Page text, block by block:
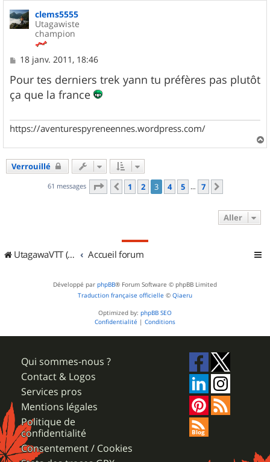
clems5555
Utagawiste
champion
M
s
s
a
18 janv. 2011, 18:46
Pour tes derniers trek yann tu préfères pas plutôt
ça que la france
https://aventurespyreneennes.wordpress.com/
a
Verrouillé
61 messages Page 3sur7
Précédent
1 2 3 4 5 … 7
Aller
UtagawaVTT (Randos VTT et VTTAE avec traces GPS) Accueil forum
Développé par phpBB® Forum Software © phpBB Limited
Traduction française officielle © Qiaeru
Optimized by: phpBB SEO
Confidentialité | Conditions
Qui sommes-nous ?
Contact & Logos
Services pros
Mentions légales
Politique de
confidentialité
Consentement / Cookies